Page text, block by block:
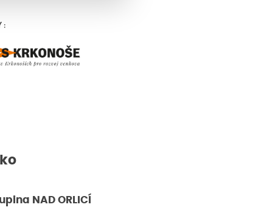
NAD ORLICÍ